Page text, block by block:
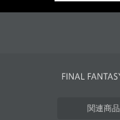
関連商品